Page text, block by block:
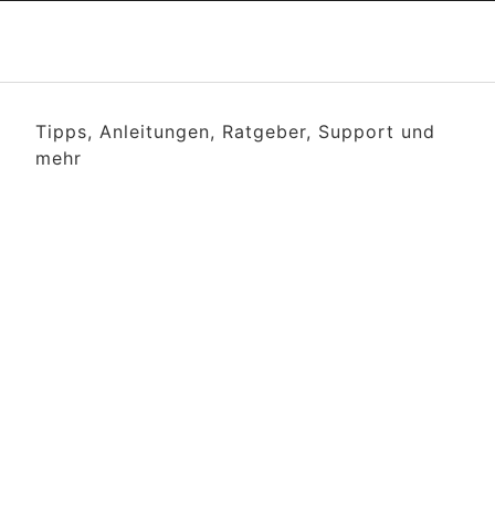
Tipps, Anleitungen, Ratgeber, Support und
mehr